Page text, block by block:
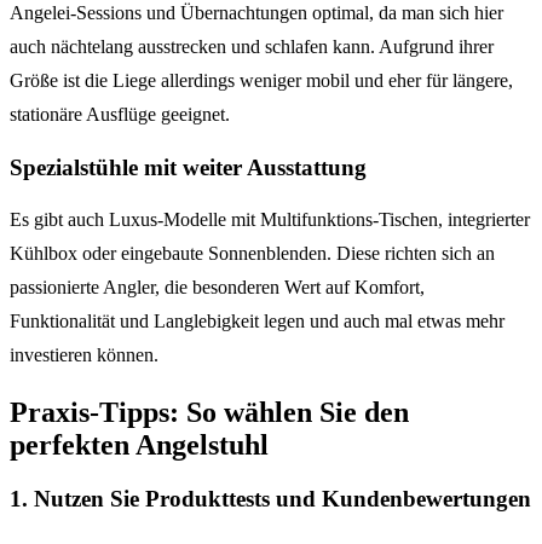
Angelei-Sessions und Übernachtungen optimal, da man sich hier
auch nächtelang ausstrecken und schlafen kann. Aufgrund ihrer
Größe ist die Liege allerdings weniger mobil und eher für längere,
stationäre Ausflüge geeignet.
Spezialstühle mit weiter Ausstattung
Es gibt auch Luxus-Modelle mit Multifunktions-Tischen, integrierter
Kühlbox oder eingebaute Sonnenblenden. Diese richten sich an
passionierte Angler, die besonderen Wert auf Komfort,
Funktionalität und Langlebigkeit legen und auch mal etwas mehr
investieren können.
Praxis-Tipps: So wählen Sie den
perfekten Angelstuhl
1. Nutzen Sie Produkttests und Kundenbewertungen